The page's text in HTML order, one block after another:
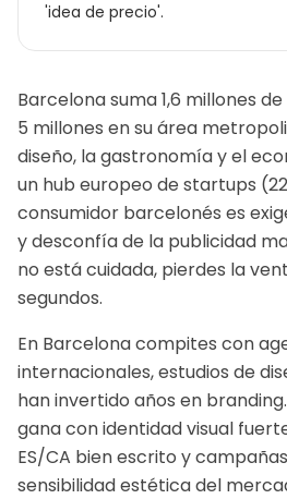
'idea de precio'.
Barcelona suma 1,6 millones
5 millones en su área
diseño, la gastronomía y el
un hub europeo de startups
consumidor barcelonés es
y desconfía de la publicidad
no está cuidada, pierdes la
segundos.
En Barcelona compites con
internacionales, estudios de
han invertido años en
gana con identidad visual
ES/CA bien escrito y
sensibilidad estética del